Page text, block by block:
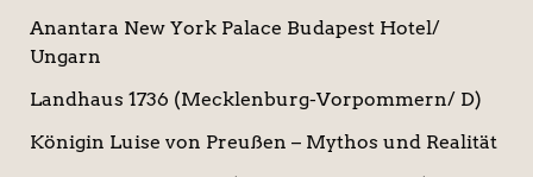
Anantara New York Palace Budapest Hotel/
Ungarn
Landhaus 1736 (Mecklenburg-Vorpommern/ D)
Königin Luise von Preußen – Mythos und Realität